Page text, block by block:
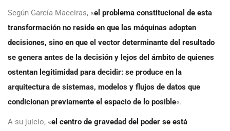
Según García Maceiras, «el problema constitucional de esta
transformación no reside en que las máquinas adopten
decisiones, sino en que el vector determinante del resultado
se genera antes de la decisión y lejos del ámbito de quienes
ostentan legitimidad para decidir: se produce en la
arquitectura de sistemas, modelos y flujos de datos que
condicionan previamente el espacio de lo posible«.
A su juicio, «el centro de gravedad del poder se está